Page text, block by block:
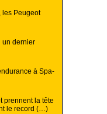
les Peugeot
un dernier
à Spa-
prennent la tête
le record (…)